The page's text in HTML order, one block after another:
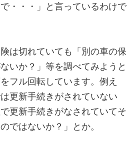
・・・」と言っているわけで
は切れていても「別の車の保
いか？」等を調べてみようと
フル回転しています。例え
更新手続きがされていない
更新手続きがなされていてそ
ではないか？」とか。